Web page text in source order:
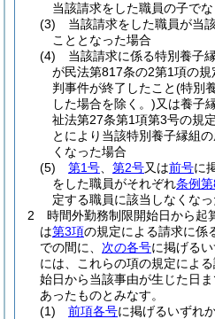
当該請求をした職員の子で
(3)
当該請求をした職員が当
こととなった場合
(4)
当該請求に係る特別養子
が民法第817条の2第1項の
判事件が終了したこと(特別
した場合を除く。)又は養子
祉法第27条第1項第3号の規
とにより当該特別養子縁組
くなった場合
(5)
第1号 第2号又は前号に
をした職員がそれぞれ条例
定する職員に該当しなくな
2
時間外勤務制限開始日から起
は第3項の規定による請求に係
での間に、 次の各号に掲げる
には、これらの項の規定によ
始日から当該事由が生じた日
あったものとみなす。
(1)
前項各号に掲げるいずれ